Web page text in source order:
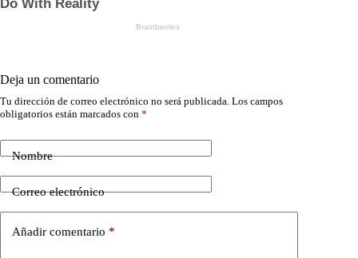
Deja un comentario
Tu dirección de correo electrónico no será publicada. Los campos
obligatorios están marcados con *
Nombre
Correo electrónico
Añadir comentario *